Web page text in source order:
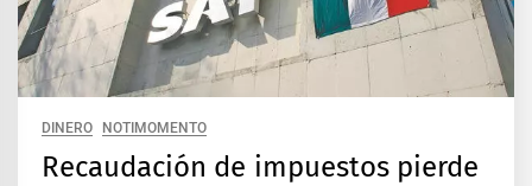
DINERO NOTIMOMENTO
Recaudación de impuestos pierde